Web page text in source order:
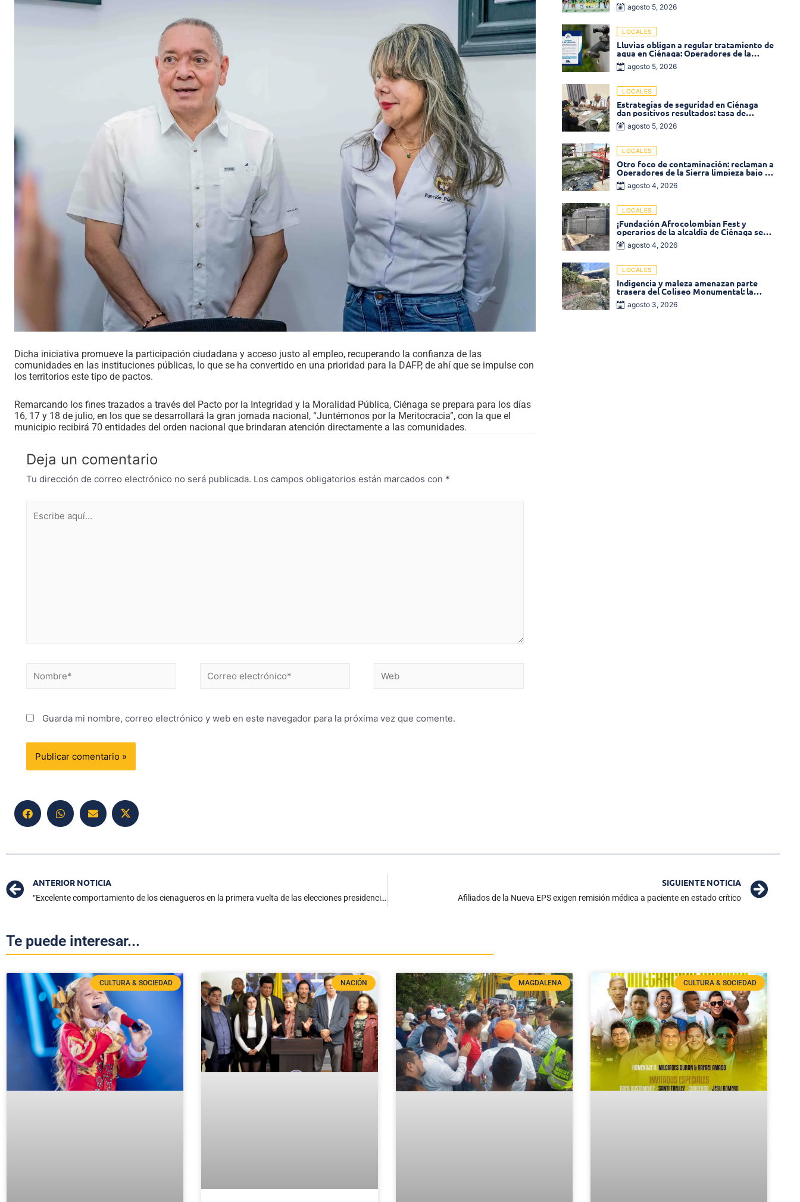
Dicha iniciativa promueve la participación ciudadana y acceso justo al empleo, recuperando la confianza de las
comunidades en las instituciones públicas, lo que se ha convertido en una prioridad para la DAFP, de ahí que se impulse con
los territorios este tipo de pactos.
Remarcando los fines trazados a través del Pacto por la Integridad y la Moralidad Pública, Ciénaga se prepara para los días
16, 17 y 18 de julio, en los que se desarrollará la gran jornada nacional, “Juntémonos por la Meritocracia”, con la que el
municipio recibirá 70 entidades del orden nacional que brindaran atención directamente a las comunidades.
Deja un comentario
Tu dirección de correo electrónico no será publicada. Los campos obligatorios están marcados con *
Guarda mi nombre, correo electrónico y web en este navegador para la próxima vez que comente.
agosto 5, 2026
LOCALES
Lluvias obligan a regular tratamiento de
agua en Ciénaga: Operadores de la
Sierra anuncia baja presión en varios
sectores
agosto 5, 2026
LOCALES
Estrategias de seguridad en Ciénaga
dan positivos resultados: tasa de
homicidios disminuyó un 58% en 2026
agosto 5, 2026
LOCALES
Otro foco de contaminación: reclaman a
Operadores de la Sierra limpieza bajo el
puente de la calle 19 con carrera 11
agosto 4, 2026
LOCALES
¡Fundación Afrocolombian Fest y
operarios de la alcaldía de Ciénaga se
ponen la 10! Realizan limpieza de la
parte posterior del Coliseo
agosto 4, 2026
LOCALES
Indigencia y maleza amenazan parte
trasera del Coliseo Monumental: la
comunidad exige acción inmediata!
agosto 3, 2026
ANTERIOR NOTICIA
“Excelente comportamiento de los cienagueros en la primera vuelta de las elecciones presidenciales”: Secretario de Gobierno
SIGUIENTE NOTICIA
Afiliados de la Nueva EPS exigen remisión médica a paciente en estado crítico
Te puede interesar...
CULTURA & SOCIEDAD NACIÓN MAGDALENA CULTURA & SOCIEDAD